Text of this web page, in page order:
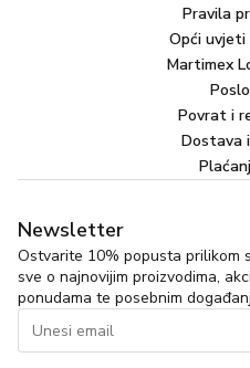
Pravila
Opći uvjeti
Martimex
Povrat i
Dostava
Newsletter
Ostvarite 10% popusta prilikom
sve o najnovijim proizvodima,
ponudama te posebnim